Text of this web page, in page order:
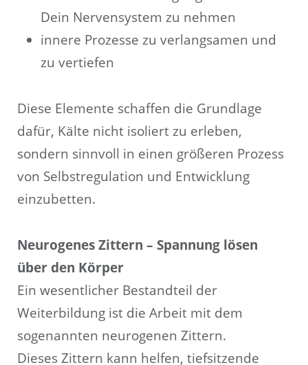
Dein Nervensystem zu nehmen
innere Prozesse zu verlangsamen und
zu vertiefen
Diese Elemente schaffen die Grundlage
dafür, Kälte nicht isoliert zu erleben,
sondern sinnvoll in einen größeren Prozess
von Selbstregulation und Entwicklung
einzubetten.
Neurogenes Zittern – Spannung lösen
über den Körper
Ein wesentlicher Bestandteil der
Weiterbildung ist die Arbeit mit dem
sogenannten neurogenen Zittern.
Dieses Zittern kann helfen, tiefsitzende